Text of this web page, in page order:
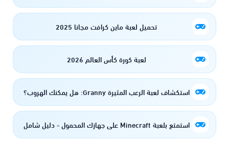
تحميل لعبة ماين كرافت مجانا 2025
لعبة كورة كأس العالم 2026
استكشاف لعبة الرعب المثيرة Granny: هل يمكنك الهروب؟
استمتع بلعبة Minecraft على جهازك المحمول - دليل شامل